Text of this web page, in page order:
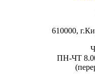
610000,
ПН-ЧТ